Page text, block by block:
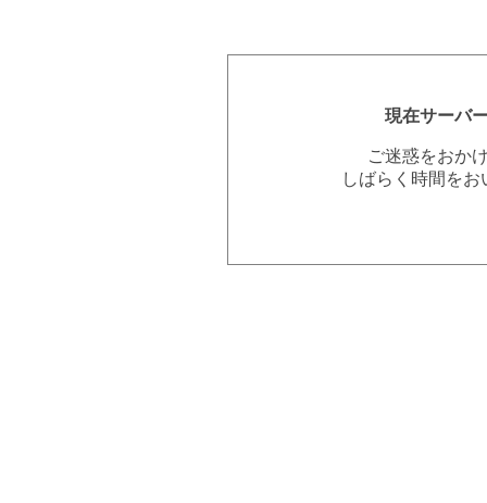
現在サーバ
ご迷惑をおか
しばらく時間を